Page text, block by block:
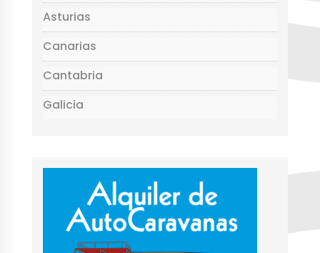
Asturias
Canarias
Cantabria
Galicia